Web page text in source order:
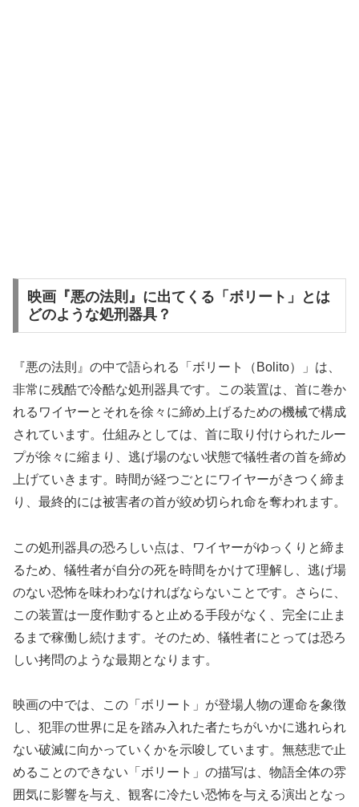
映画『悪の法則』に出てくる「ボリート」とは
どのような処刑器具？
『悪の法則』の中で語られる「ボリート（Bolito）」は、
非常に残酷で冷酷な処刑器具です。この装置は、首に巻か
れるワイヤーとそれを徐々に締め上げるための機械で構成
されています。仕組みとしては、首に取り付けられたルー
プが徐々に縮まり、逃げ場のない状態で犠牲者の首を締め
上げていきます。時間が経つごとにワイヤーがきつく締ま
り、最終的には被害者の首が絞め切られ命を奪われます。
この処刑器具の恐ろしい点は、ワイヤーがゆっくりと締ま
るため、犠牲者が自分の死を時間をかけて理解し、逃げ場
のない恐怖を味わわなければならないことです。さらに、
この装置は一度作動すると止める手段がなく、完全に止ま
るまで稼働し続けます。そのため、犠牲者にとっては恐ろ
しい拷問のような最期となります。
映画の中では、この「ボリート」が登場人物の運命を象徴
し、犯罪の世界に足を踏み入れた者たちがいかに逃れられ
ない破滅に向かっていくかを示唆しています。無慈悲で止
めることのできない「ボリート」の描写は、物語全体の雰
囲気に影響を与え、観客に冷たい恐怖を与える演出となっ